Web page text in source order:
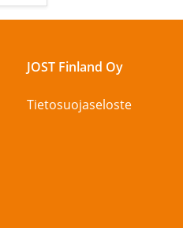
JOST Finland Oy
Tietosuojaseloste